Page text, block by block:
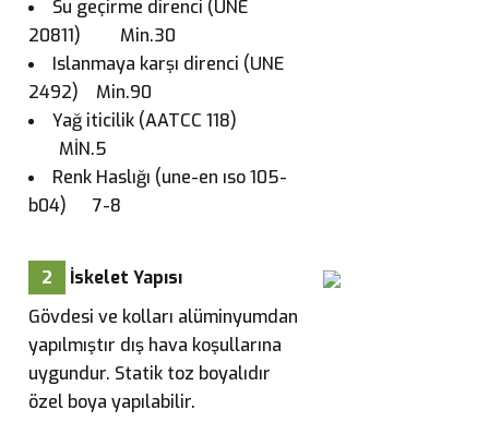
Su geçirme direnci (UNE
20811) Min.30
Islanmaya karşı direnci (UNE
2492) Min.90
Yağ iticilik (AATCC 118)
MİN.5
Renk Haslığı (une-en ıso 105-
b04) 7-8
2
İskelet Yapısı
Gövdesi ve kolları alüminyumdan
yapılmıştır dış hava koşullarına
uygundur. Statik toz boyalıdır
özel boya yapılabilir.